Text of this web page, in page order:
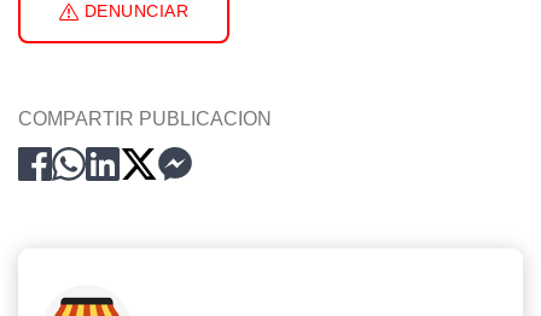
DENUNCIAR
COMPARTIR PUBLICACION